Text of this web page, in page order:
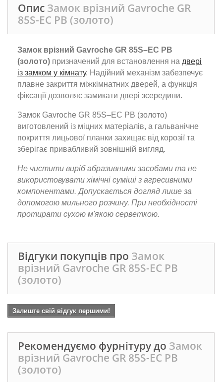
Опис Замок врізний Gavroche GR
85S-EC PB (золото)
Замок врізний Gavroche GR 85S–EC PB
(золото) призначений для встановлення на двері
із замком у кімнату. Надійний механізм забезпечує
плавне закриття міжкімнатних дверей, а функція
фіксації дозволяє замикати двері зсередини.
Замок Gavroche GR 85S–EC PB (золото)
виготовлений із міцних матеріалів, а гальванічне
покриття лицьової планки захищає від корозії та
зберігає привабливий зовнішній вигляд.
Не чистити виріб абразивними засобами та не
використовувати хімічні суміші з агресивними
компонентами. Допускається догляд лише за
допомогою мильного розчину. При необхідності
протирати сухою м'якою серветкою.
Відгуки покупців про Замок
врізний Gavroche GR 85S-EC PB
(золото)
Залиште свій відгук першими!
Рекомендуємо фурнітуру до Замок
врізний Gavroche GR 85S-EC PB
(золото)